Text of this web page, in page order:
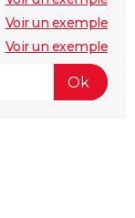
Voir un exemple
Voir un exemple